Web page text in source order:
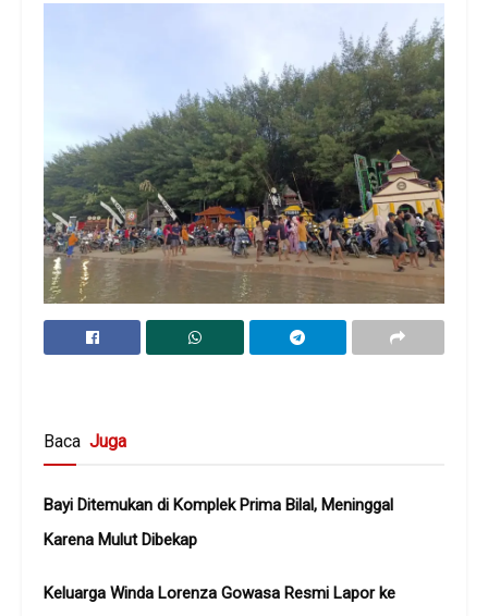
Baca Juga
Bayi Ditemukan di Komplek Prima Bilal, Meninggal
Karena Mulut Dibekap
Keluarga Winda Lorenza Gowasa Resmi Lapor ke